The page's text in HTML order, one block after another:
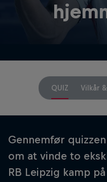
QUIZ Vilkår
Gennemfør
om at vinde to
RB Leipzig kamp